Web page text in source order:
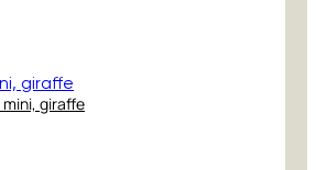
mini, giraffe